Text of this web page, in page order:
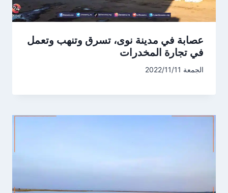
عصابة في مدينة نوى، تسرق وتنهب وتعمل
في تجارة المخدرات
الجمعة 2022/11/11